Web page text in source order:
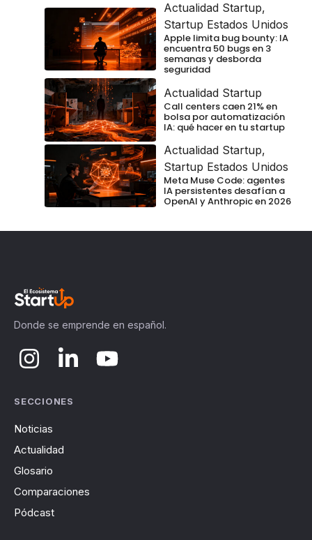
Actualidad Startup,
Startup Estados Unidos
Apple limita bug bounty: IA
encuentra 50 bugs en 3
semanas y desborda
seguridad
Actualidad Startup
Call centers caen 21% en
bolsa por automatización
IA: qué hacer en tu startup
Actualidad Startup,
Startup Estados Unidos
Meta Muse Code: agentes
IA persistentes desafían a
OpenAI y Anthropic en 2026
Donde se emprende en español.
SECCIONES
Noticias
Actualidad
Glosario
Comparaciones
Pódcast